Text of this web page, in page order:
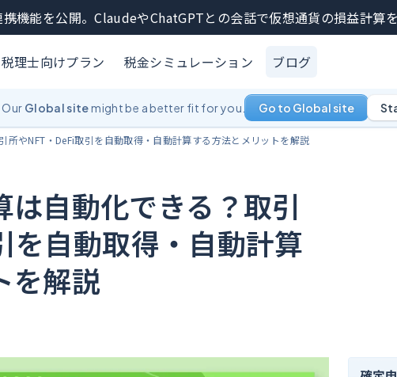
機能を公開。ClaudeやChatGPTとの会話で仮想通貨の損益計算
税理士向けプラン 税金シミュレーション ブログ
Our Global sitemight be a better fit for you. Go to Global site
所やNFT・DeFi取引を自動取得・自動計算する方法とメリットを解説
自動化できる？取引
を自動取得・自動計算
を解説